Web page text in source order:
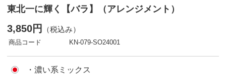
東北一に輝く【バラ】（アレンジメント）
3,850円 （税込み）
商品コード KN-079-SO24001
・濃い系ミックス